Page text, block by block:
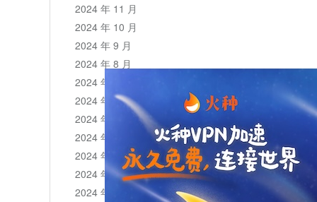
2024 年 11 月
2024 年 10 月
2024 年 9 月
2024 年 8 月
2024 年 7 月
2024 年 6 月
2024 年 5 月
2024 年 4 月
2024 年 3 月
2024 年 2 月
2024 年 1 月